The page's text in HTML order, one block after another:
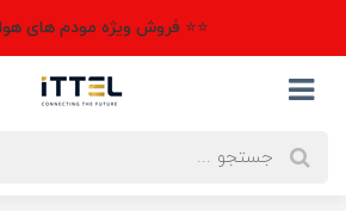
⭐⭐ فروش ویژه مودم های